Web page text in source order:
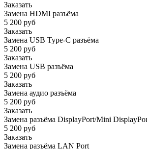
Заказать
Замена HDMI разъёма
5 200 руб
Заказать
Замена USB Type-C разъёма
5 200 руб
Заказать
Замена USB разъёма
5 200 руб
Заказать
Замена аудио разъёма
5 200 руб
Заказать
Замена разъёма DisplayPort/Mini
5 200 руб
Заказать
Замена разъёма LAN Port